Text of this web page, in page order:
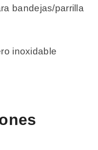
bandejas/parrilla
inoxidable